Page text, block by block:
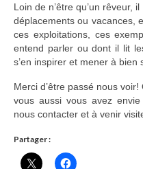
THEMATIQUES
Energie
Ramassages
ASTRONOMIE
Loin de n’être qu’un rêveur,
déplacements ou vacances,
ces exploitations, ces
entend parler ou dont il lit
s’en inspirer et mener à bien
Merci d’être passé nous
vous aussi vous avez envie
nous contacter et à venir
Partager :